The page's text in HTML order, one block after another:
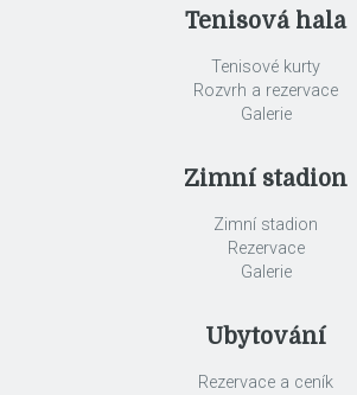
Tenisová hala
Tenisové kurty
Rozvrh a rezervace
Galerie
Zimní stadion
Zimní stadion
Rezervace
Galerie
Ubytování
Rezervace a ceník